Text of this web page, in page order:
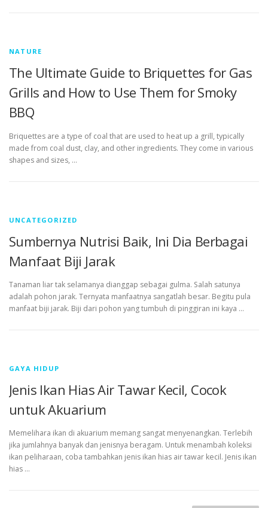
NATURE
The Ultimate Guide to Briquettes for Gas
Grills and How to Use Them for Smoky
BBQ
Briquettes are a type of coal that are used to heat up a grill, typically
made from coal dust, clay, and other ingredients. They come in various
shapes and sizes, …
UNCATEGORIZED
Sumbernya Nutrisi Baik, Ini Dia Berbagai
Manfaat Biji Jarak
Tanaman liar tak selamanya dianggap sebagai gulma. Salah satunya
adalah pohon jarak. Ternyata manfaatnya sangatlah besar. Begitu pula
manfaat biji jarak. Biji dari pohon yang tumbuh di pinggiran ini kaya …
GAYA HIDUP
Jenis Ikan Hias Air Tawar Kecil, Cocok
untuk Akuarium
Memelihara ikan di akuarium memang sangat menyenangkan. Terlebih
jika jumlahnya banyak dan jenisnya beragam. Untuk menambah koleksi
ikan peliharaan, coba tambahkan jenis ikan hias air tawar kecil. Jenis ikan
hias …